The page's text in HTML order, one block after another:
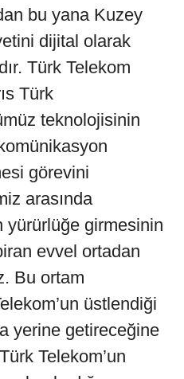
bu yana Kuzey
dijital olarak
Türk Telekom
Türk
teknolojisinin
görevini
arasında
yürürlüğe girmesinin
evvel ortadan
Bu ortam
üstlendiği
yerine getireceğine
Telekom’un